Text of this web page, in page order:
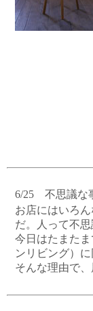
6/25 不思議な
お店にはいろ
だ。人って不
今日はたまた
ンリビング）に
そんな理由で